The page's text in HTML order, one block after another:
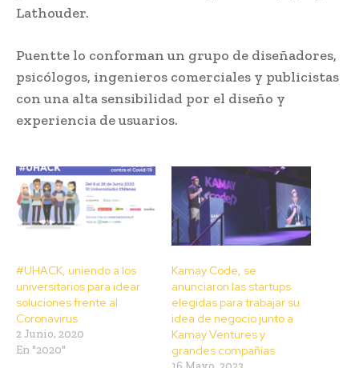
Lathouder.
Puentte lo conforman un grupo de diseñadores,
psicólogos, ingenieros comerciales y publicistas
con una alta sensibilidad por el diseño y
experiencia de usuarios.
#UHACK, uniendo a los
universitarios para idear
soluciones frente al
Coronavirus
2 Junio, 2020
En "2020"
Kamay Code, se
anunciaron las startups
elegidas para trabajar su
idea de negocio junto a
Kamay Ventures y
grandes compañías